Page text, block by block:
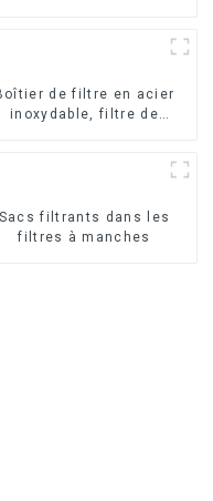
de filtre en acier
inoxydable, filtre de
Sacs filtrants dans les
filtres à manches